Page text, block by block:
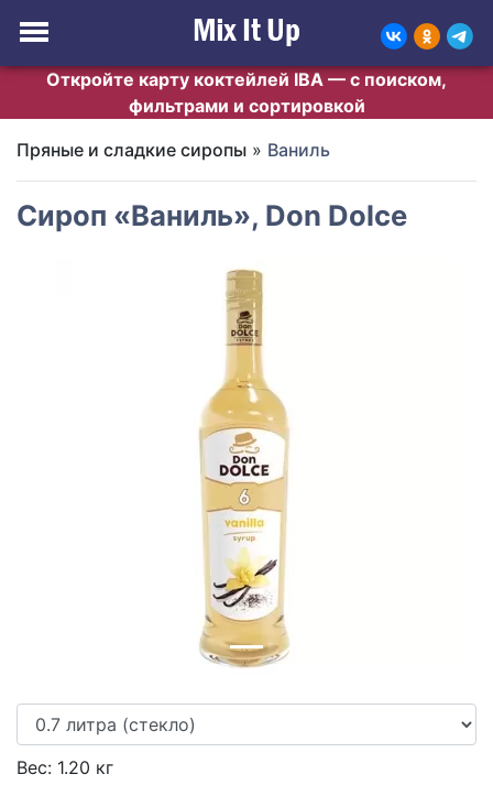
Откройте карту коктейлей IBA — с поиском,
фильтрами и сортировкой
Пряные и сладкие сиропы » Ваниль
Сироп «Ваниль», Don Dolce
Вес: 1.20 кг